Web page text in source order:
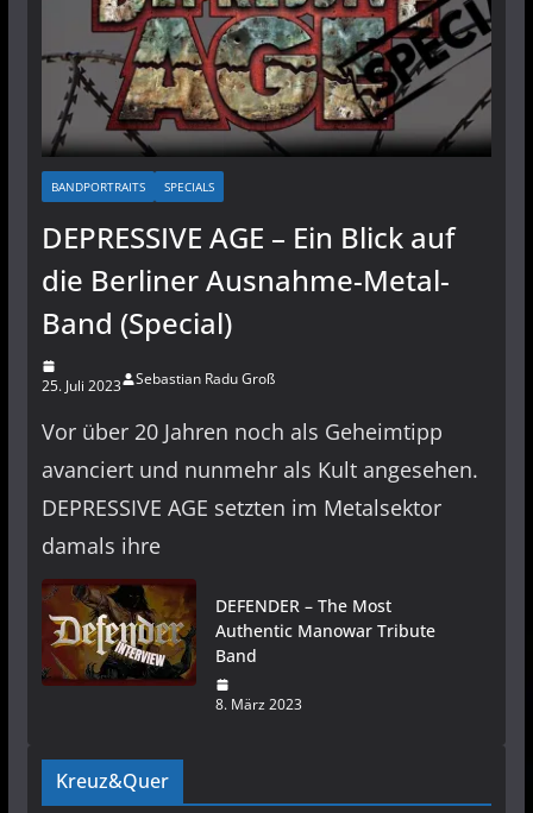
BANDPORTRAITS SPECIALS
DEPRESSIVE AGE – Ein Blick auf
die Berliner Ausnahme-Metal-
Band (Special)
25. Juli 2023 Sebastian Radu Groß
Vor über 20 Jahren noch als Geheimtipp
avanciert und nunmehr als Kult angesehen.
DEPRESSIVE AGE setzten im Metalsektor
damals ihre
DEFENDER – The Most
Authentic Manowar Tribute
Band
8. März 2023
Kreuz&Quer